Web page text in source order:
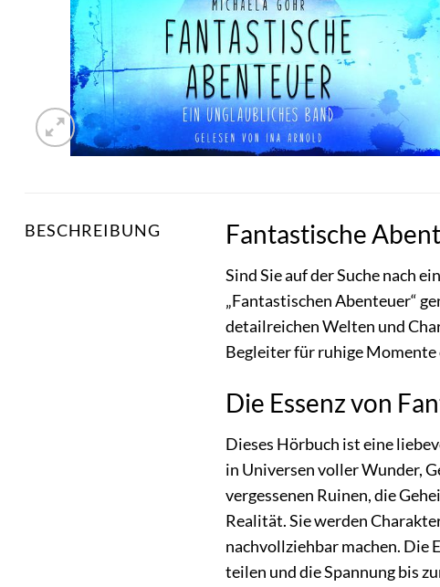
BESCHREIBUNG Fantastische
Sind Sie auf der Suche nach
„Fantastischen Abenteuer“
detailreichen Welten und
Begleiter für ruhige Momente
Die Essenz von
Dieses Hörbuch ist eine
in Universen voller Wunder,
vergessenen Ruinen, die
Realität. Sie werden
nachvollziehbar machen. Die
teilen und die Spannung bis